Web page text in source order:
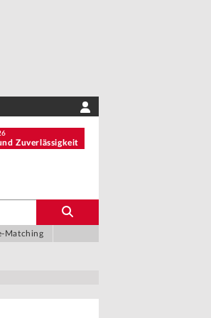
Zuverlässigkeit
Matching